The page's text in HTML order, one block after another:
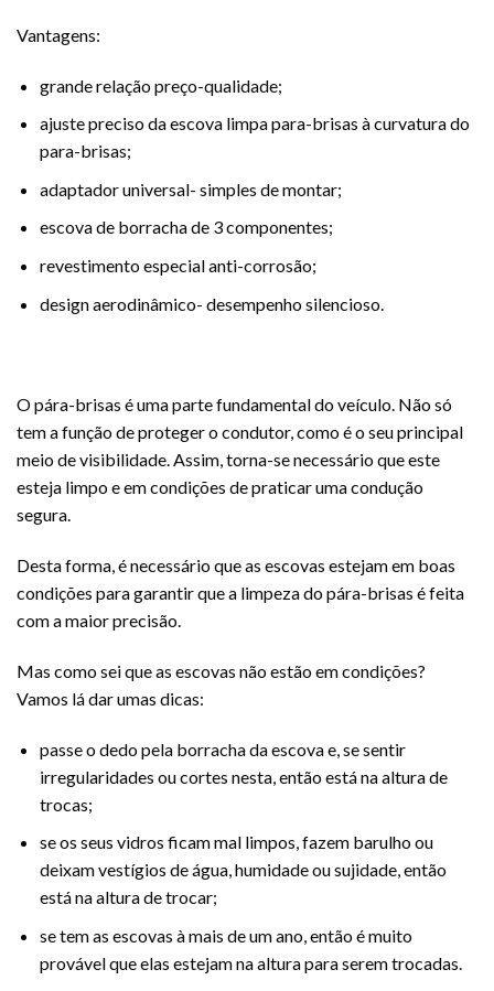
Vantagens:
grande relação preço-qualidade;
ajuste preciso da escova limpa para-brisas à curvatura do
para-brisas;
adaptador universal- simples de montar;
escova de borracha de 3 componentes;
revestimento especial anti-corrosão;
design aerodinâmico- desempenho silencioso.
O pára-brisas é uma parte fundamental do veículo. Não só
tem a função de proteger o condutor, como é o seu principal
meio de visibilidade. Assim, torna-se necessário que este
esteja limpo e em condições de praticar uma condução
segura.
Desta forma, é necessário que as escovas estejam em boas
condições para garantir que a limpeza do pára-brisas é feita
com a maior precisão.
Mas como sei que as escovas não estão em condições?
Vamos lá dar umas dicas:
passe o dedo pela borracha da escova e, se sentir
irregularidades ou cortes nesta, então está na altura de
trocas;
se os seus vidros ficam mal limpos, fazem barulho ou
deixam vestígios de água, humidade ou sujidade, então
está na altura de trocar;
se tem as escovas à mais de um ano, então é muito
provável que elas estejam na altura para serem trocadas.